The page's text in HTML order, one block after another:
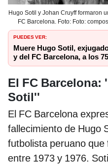
Hugo Sotil y Johan Cruyff formaron
FC Barcelona. Foto: Foto:
PUEDES VER:
Muere Hugo Sotil,
y del FC Barcelona, a los
El FC Barcelona:
Sotil''
El FC Barcelona
fallecimiento de Hugo
futbolista peruano
entre 1973 y 1976.